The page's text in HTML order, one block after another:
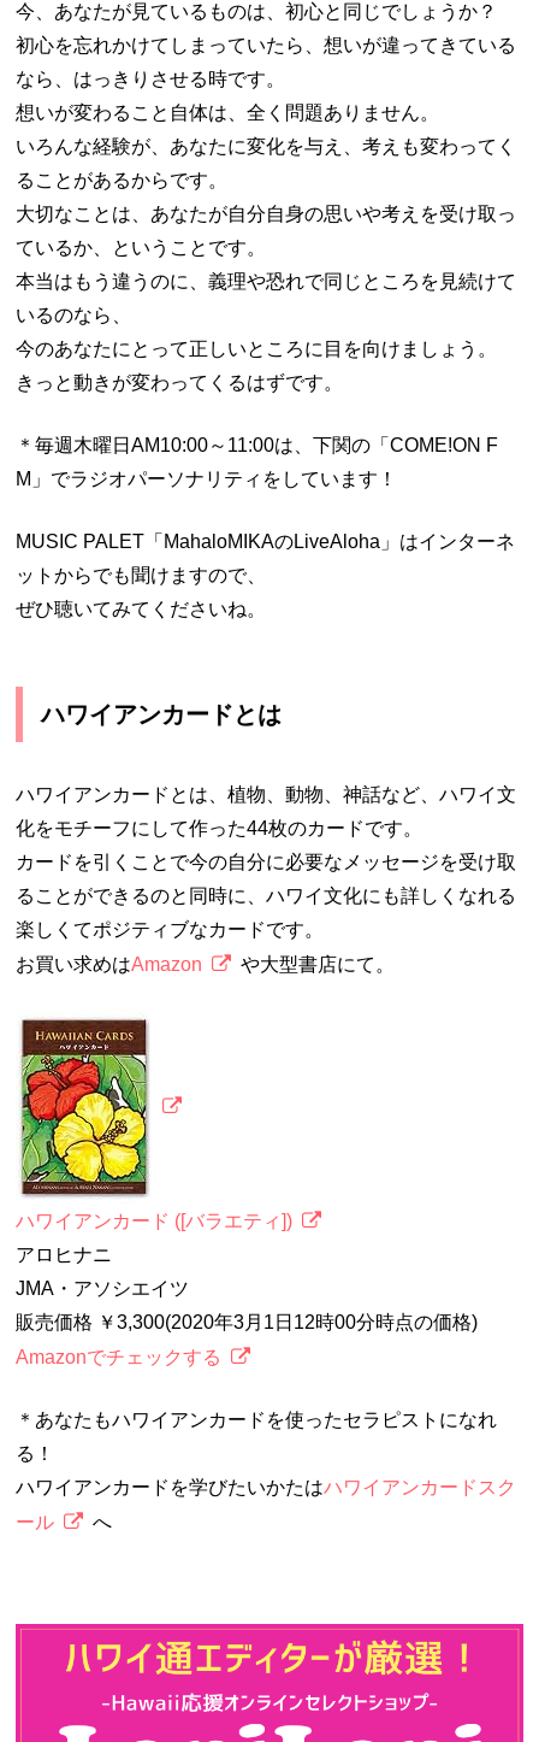
今、あなたが見ているものは、初心と同じでしょうか？
初心を忘れかけてしまっていたら、想いが違ってきている
なら、はっきりさせる時です。
想いが変わること自体は、全く問題ありません。
いろんな経験が、あなたに変化を与え、考えも変わってく
ることがあるからです。
大切なことは、あなたが自分自身の思いや考えを受け取っ
ているか、ということです。
本当はもう違うのに、義理や恐れで同じところを見続けて
いるのなら、
今のあなたにとって正しいところに目を向けましょう。
きっと動きが変わってくるはずです。
＊毎週木曜日AM10:00～11:00は、下関の「COME!ON F
M」でラジオパーソナリティをしています！
MUSIC PALET「MahaloMIKAのLiveAloha」はインターネ
ットからでも聞けますので、
ぜひ聴いてみてくださいね。
ハワイアンカードとは
ハワイアンカードとは、植物、動物、神話など、ハワイ文
化をモチーフにして作った44枚のカードです。
カードを引くことで今の自分に必要なメッセージを受け取
ることができるのと同時に、ハワイ文化にも詳しくなれる
楽しくてポジティブなカードです。
お買い求めはAmazon や大型書店にて。
ハワイアンカード ([バラエティ])
アロヒナニ
JMA・アソシエイツ
販売価格 ￥3,300(2020年3月1日12時00分時点の価格)
Amazonでチェックする
＊あなたもハワイアンカードを使ったセラピストになれ
る！
ハワイアンカードを学びたいかたはハワイアンカードスク
ール
へ